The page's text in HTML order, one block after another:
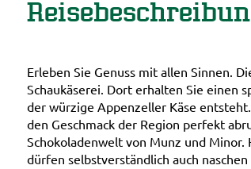
Erleben Sie Genuss mit allen Sinnen.
Schaukäserei. Dort erhalten Sie einen
der würzige Appenzeller Käse
den Geschmack der Region perfekt
Schokoladenwelt von Munz und
dürfen selbstverständlich auch naschen